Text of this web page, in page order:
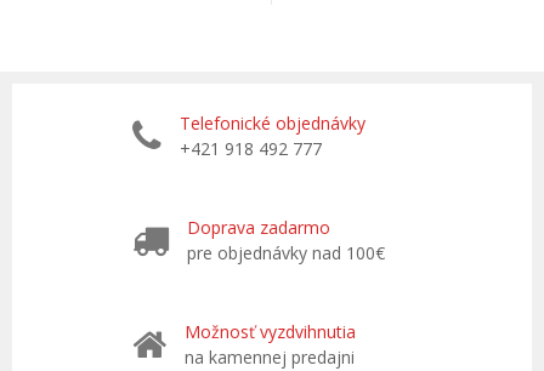
Telefonické objednávky
+421 918 492 777
Doprava zadarmo
pre objednávky nad 100€
Možnosť vyzdvihnutia
na kamennej predajni